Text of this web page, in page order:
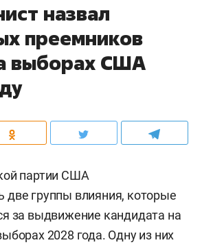
назвал
преемников
выборах США
партии США
две группы влияния, которые
за выдвижение кандидата на
2028 года. Одну из них